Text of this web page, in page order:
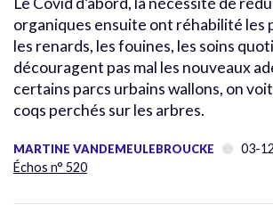
organiques ensuite ont réhabilité les
les renards, les fouines, les soins
découragent pas mal les nouveaux
certains parcs urbains wallons, on
coqs perchés sur les arbres.
MARTINE VANDEMEULEBROUCKE 03-
Échos n° 520